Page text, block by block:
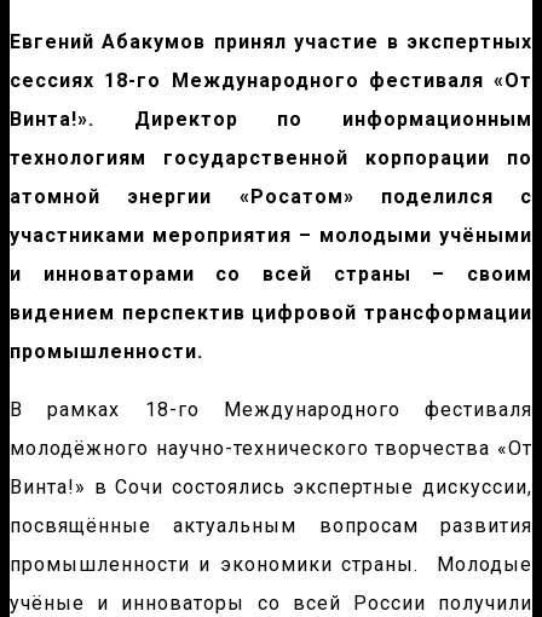
Евгений Абакумов принял участие в экспертных
сессиях 18-го Международного фестиваля «От
Винта!». Директор по информационным
технологиям государственной корпорации по
атомной энергии «Росатом» поделился с
участниками мероприятия – молодыми учёными
и инноваторами со всей страны – своим
видением перспектив цифровой трансформации
промышленности.
В рамках 18-го Международного фестиваля
молодёжного научно-технического творчества «От
Винта!» в Сочи состоялись экспертные дискуссии,
посвящённые актуальным вопросам развития
промышленности и экономики страны. Молодые
учёные и инноваторы со всей России получили